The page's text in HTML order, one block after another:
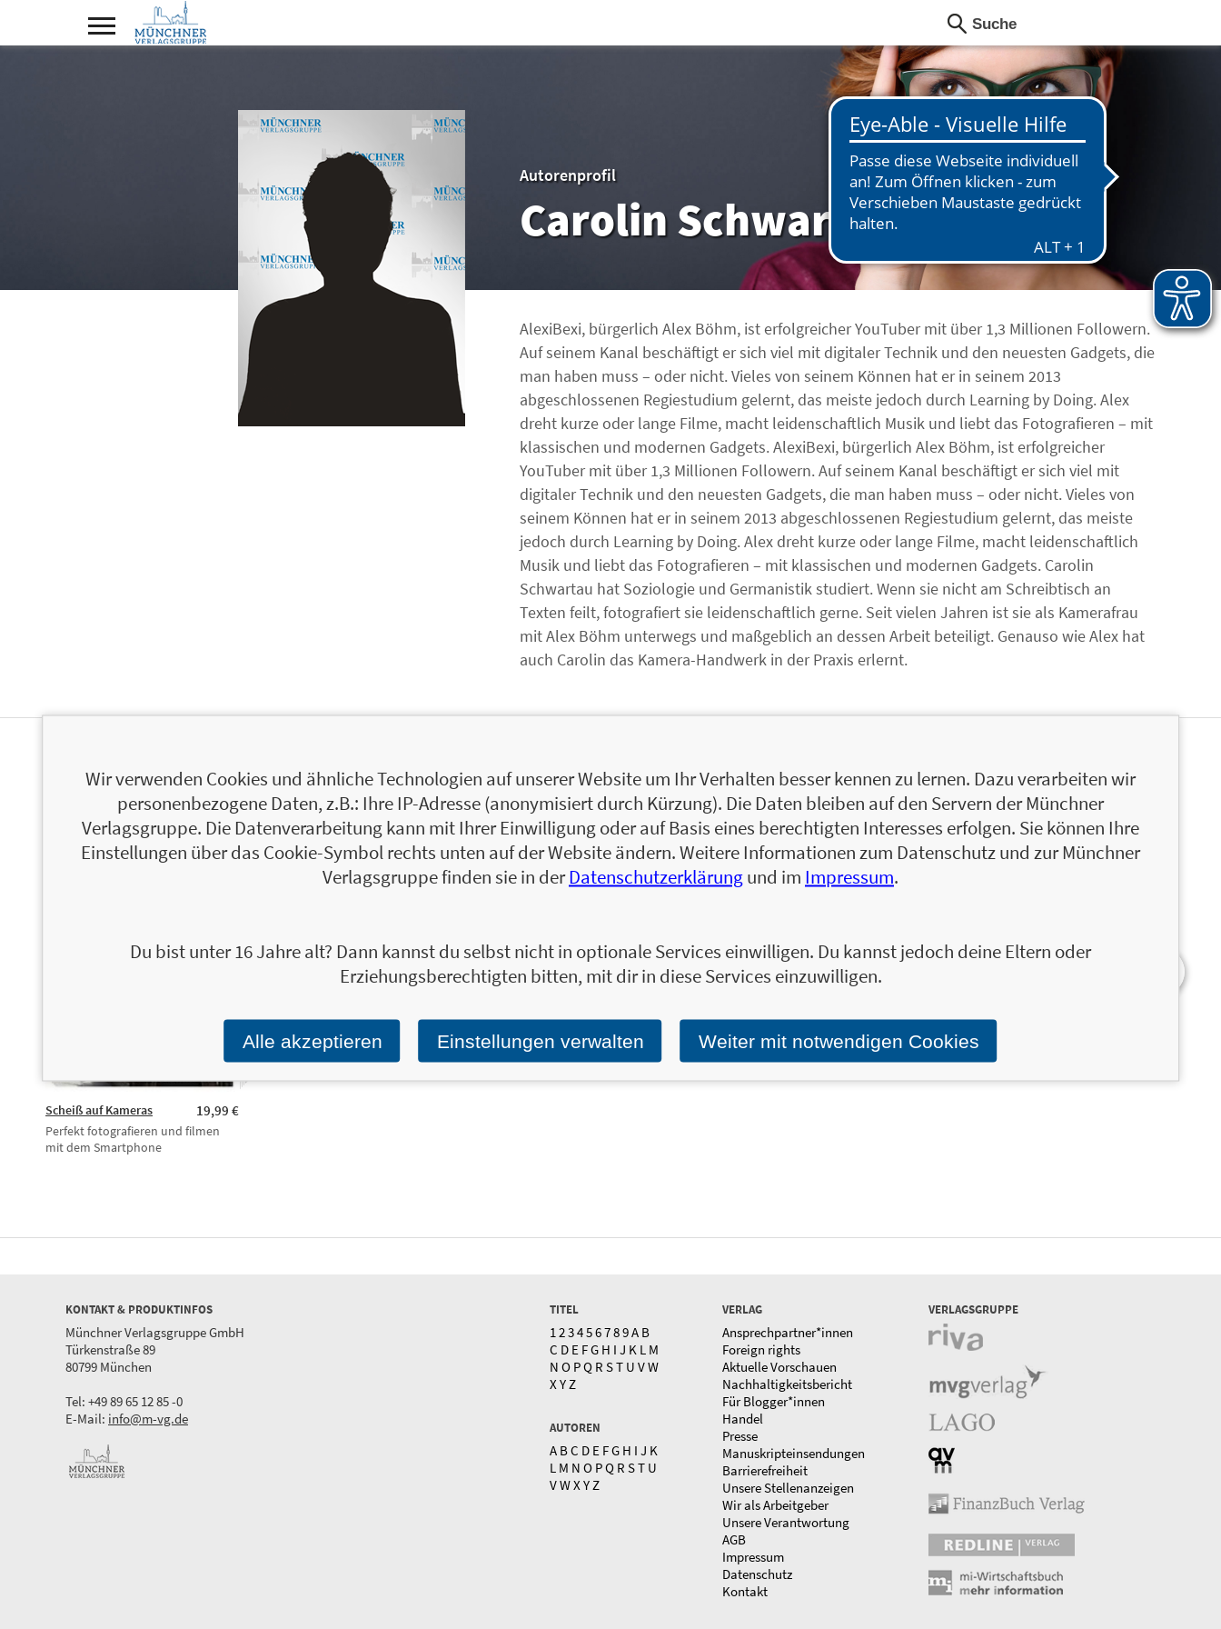
Autorenprofil
Carolin Schwartau
AlexiBexi, bürgerlich Alex Böhm, ist erfolgreicher YouTuber mit über 1,3 Millionen Followern.
Auf seinem Kanal beschäftigt er sich viel mit digitaler Technik und den neuesten Gadgets, die
man haben muss – oder nicht. Vieles von seinem Können hat er in seinem 2013
abgeschlossenen Regiestudium gelernt, das meiste jedoch durch Learning by Doing. Alex
dreht kurze oder lange Filme, macht leidenschaftlich Musik und liebt das Fotografieren – mit
klassischen und modernen Gadgets. AlexiBexi, bürgerlich Alex Böhm, ist erfolgreicher
YouTuber mit über 1,3 Millionen Followern. Auf seinem Kanal beschäftigt er sich viel mit
digitaler Technik und den neuesten Gadgets, die man haben muss – oder nicht. Vieles von
seinem Können hat er in seinem 2013 abgeschlossenen Regiestudium gelernt, das meiste
jedoch durch Learning by Doing. Alex dreht kurze oder lange Filme, macht leidenschaftlich
Musik und liebt das Fotografieren – mit klassischen und modernen Gadgets. Carolin
Schwartau hat Soziologie und Germanistik studiert. Wenn sie nicht am Schreibtisch an
Texten feilt, fotografiert sie leidenschaftlich gerne. Seit vielen Jahren ist sie als Kamerafrau
mit Alex Böhm unterwegs und maßgeblich an dessen Arbeit beteiligt. Genauso wie Alex hat
auch Carolin das Kamera-Handwerk in der Praxis erlernt.
BÜCHER
19,99 €
Scheiß auf Kameras
Perfekt fotografieren und filmen
mit dem Smartphone
KONTAKT & PRODUKTINFOS
Münchner Verlagsgruppe GmbH
Türkenstraße 89
80799 München
Tel: +49 89 65 12 85 -0
E-Mail: info@m-vg.de
TITEL
1 23456789A B
C D E FG H I J K L M
N O PQ R ST U VW
X Y Z
AUTOREN
A BC D E FG H I J K
L M N O PQ R ST U
VWX Y Z
VERLAG
Ansprechpartner*innen
Foreign rights
Aktuelle Vorschauen
Nachhaltigkeitsbericht
Für Blogger*innen
Handel
Presse
Manuskripteinsendungen
Barrierefreiheit
Unsere Stellenanzeigen
Wir als Arbeitgeber
Unsere Verantwortung
AGB
Impressum
Datenschutz
Kontakt
VERLAGSGRUPPE
Wir verwenden Cookies und ähnliche Technologien auf unserer Website um Ihr Verhalten besser kennen zu lernen. Dazu verarbeiten wir
personenbezogene Daten, z.B.: Ihre IP-Adresse (anonymisiert durch Kürzung). Die Daten bleiben auf den Servern der Münchner
Verlagsgruppe. Die Datenverarbeitung kann mit Ihrer Einwilligung oder auf Basis eines berechtigten Interesses erfolgen. Sie können Ihre
Einstellungen über das Cookie-Symbol rechts unten auf der Website ändern. Weitere Informationen zum Datenschutz und zur Münchner
Verlagsgruppe finden sie in derDatenschutzerklärungund im Impressum.
Du bist unter 16 Jahre alt? Dann kannst du selbst nicht in optionale Services einwilligen. Du kannst jedoch deine Eltern oder
Erziehungsberechtigten bitten, mit dir in diese Services einzuwilligen.
Alle akzeptieren Einstellungen verwalten Weiter mit notwendigen Cookies